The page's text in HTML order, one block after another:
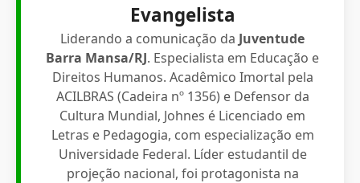
Evangelista
Liderando a comunicação da Juventude
Barra Mansa/RJ. Especialista em Educação e
Direitos Humanos. Acadêmico Imortal pela
ACILBRAS (Cadeira nº 1356) e Defensor da
Cultura Mundial, Johnes é Licenciado em
Letras e Pedagogia, com especialização em
Universidade Federal. Líder estudantil de
projeção nacional, foi protagonista na